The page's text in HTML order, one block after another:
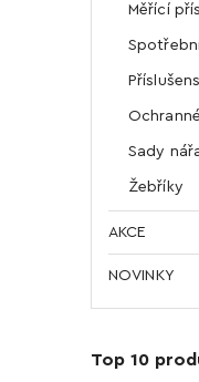
Měřící
Sady
Žebříky
AKCE
NOVINKY
Top 10